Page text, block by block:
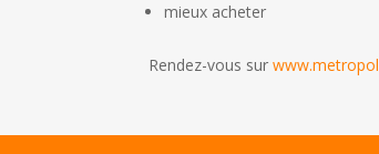
mieux acheter
Rendez-vous sur